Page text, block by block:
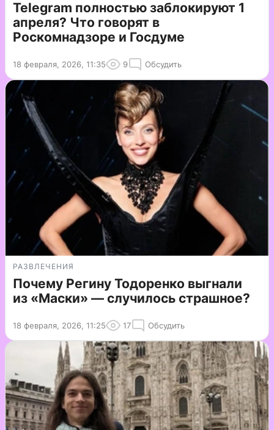
Telegram полностью заблокируют 1
апреля? Что говорят в
Роскомнадзоре и Госдуме
18 февраля, 2026, 11:35 9 Обсудить
РАЗВЛЕЧЕНИЯ
Почему Регину Тодоренко выгнали
из «Маски» — случилось страшное?
18 февраля, 2026, 11:25 17 Обсудить